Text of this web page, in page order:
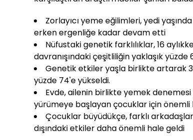
Zorlayıcı yeme eğilimleri, yedi
erken ergenliğe kadar devam etti
Nüfustaki genetik farklılıklar, 16
davranışındaki çeşitliliğin yaklaşık
Genetik etkiler yaşla birlikte artarak 3
yüzde 74'e yükseldi.
Evde, ailenin birlikte yemek
yürümeye başlayan çocuklar için önemli
Çocuklar büyüdükçe, farklı
dışındaki etkiler daha önemli hale geldi